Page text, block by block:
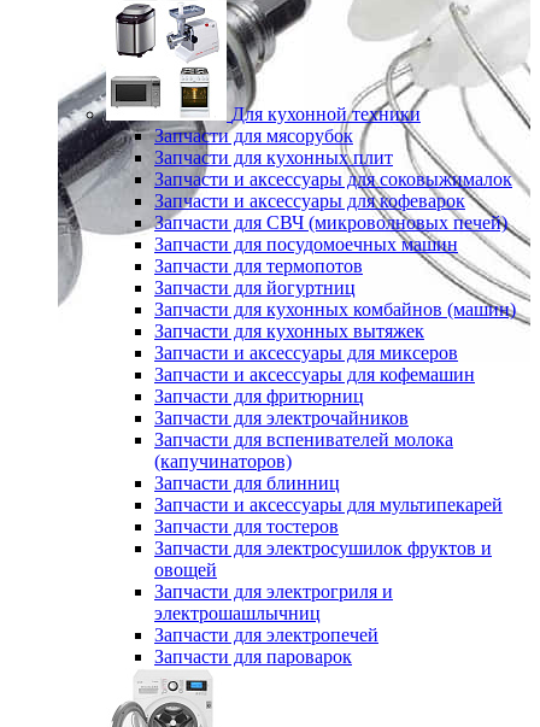
Для кухонной техники
Запчасти для мясорубок
Запчасти для кухонных плит
Запчасти и аксессуары для соковыжималок
Запчасти и аксессуары для кофеварок
Запчасти для СВЧ (микроволновых печей)
Запчасти для посудомоечных машин
Запчасти для термопотов
Запчасти для йогуртниц
Запчасти для кухонных комбайнов (машин)
Запчасти для кухонных вытяжек
Запчасти и аксессуары для миксеров
Запчасти и аксессуары для кофемашин
Запчасти для фритюрниц
Запчасти для электрочайников
Запчасти для вспенивателей молока
(капучинаторов)
Запчасти для блинниц
Запчасти и аксессуары для мультипекарей
Запчасти для тостеров
Запчасти для электросушилок фруктов и
овощей
Запчасти для электрогриля и
электрошашлычниц
Запчасти для электропечей
Запчасти для пароварок